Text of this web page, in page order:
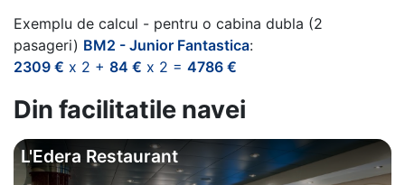
Exemplu de calcul - pentru o cabina dubla (2
pasageri) BM2 - Junior Fantastica:
2309 € x 2 + 84 € x 2 = 4786 €
Din facilitatile navei
L'Edera Restaurant